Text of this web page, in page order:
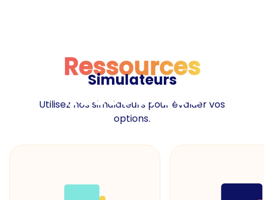
Ressources
Ressources
Simulateurs
Utilisez nos simulateurs pour évaluer vos
options.